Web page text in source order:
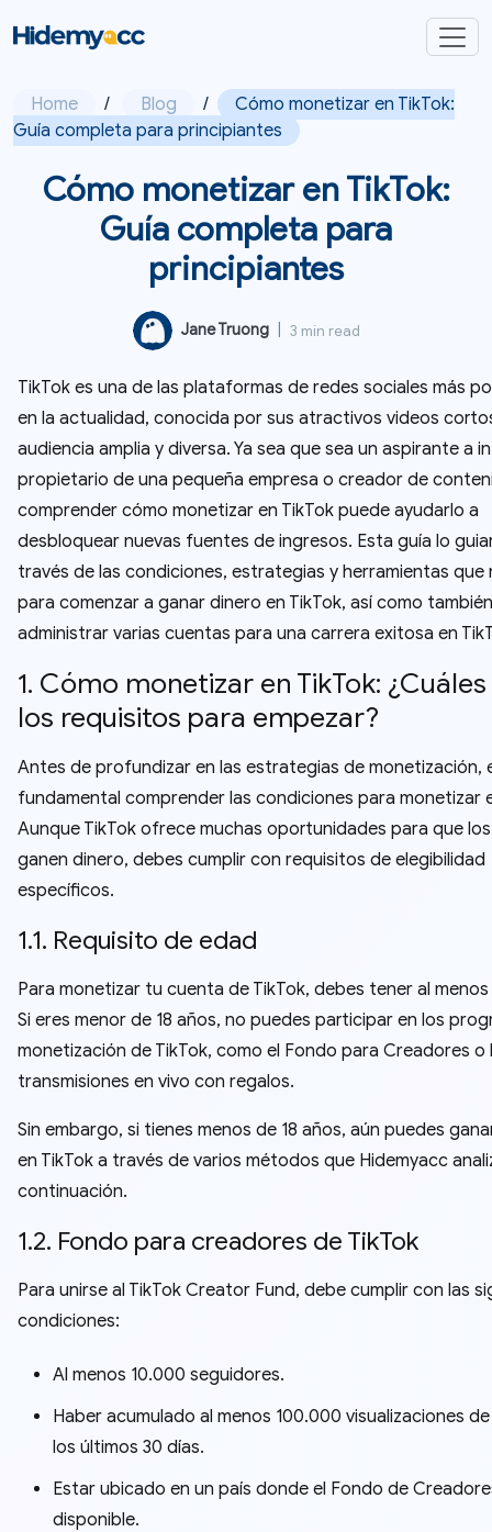
Home / Blog /
Cómo monetizar en TikTok:
Guía completa para principiantes
Cómo monetizar en TikTok:
Guía completa para
principiantes
Jane Truong 3 min read
TikTok es una de las plataformas de redes sociales más
en la actualidad, conocida por sus atractivos videos
audiencia amplia y diversa. Ya sea que sea un aspirante a
propietario de una pequeña empresa o creador de
comprender cómo monetizar en TikTok puede ayudarlo a
desbloquear nuevas fuentes de ingresos. Esta guía lo
través de las condiciones, estrategias y herramientas que
para comenzar a ganar dinero en TikTok, así como
administrar varias cuentas para una carrera exitosa en
1. Cómo monetizar en TikTok:
los requisitos para empezar?
Antes de profundizar en las estrategias de monetización,
fundamental comprender las condiciones para monetizar
Aunque TikTok ofrece muchas oportunidades para que
ganen dinero, debes cumplir con requisitos de elegibilidad
específicos.
1.1. Requisito de edad
Para monetizar tu cuenta de TikTok, debes tener al menos
Si eres menor de 18 años, no puedes participar en los
monetización de TikTok, como el Fondo para Creadores o
transmisiones en vivo con regalos.
Sin embargo, si tienes menos de 18 años, aún puedes
en TikTok a través de varios métodos que Hidemyacc
continuación.
1.2. Fondo para creadores de TikTok
Para unirse al TikTok Creator Fund, debe cumplir con las
condiciones:
Al menos 10.000 seguidores.
Haber acumulado al menos 100.000 visualizaciones
los últimos 30 días.
Estar ubicado en un país donde el Fondo de
disponible.